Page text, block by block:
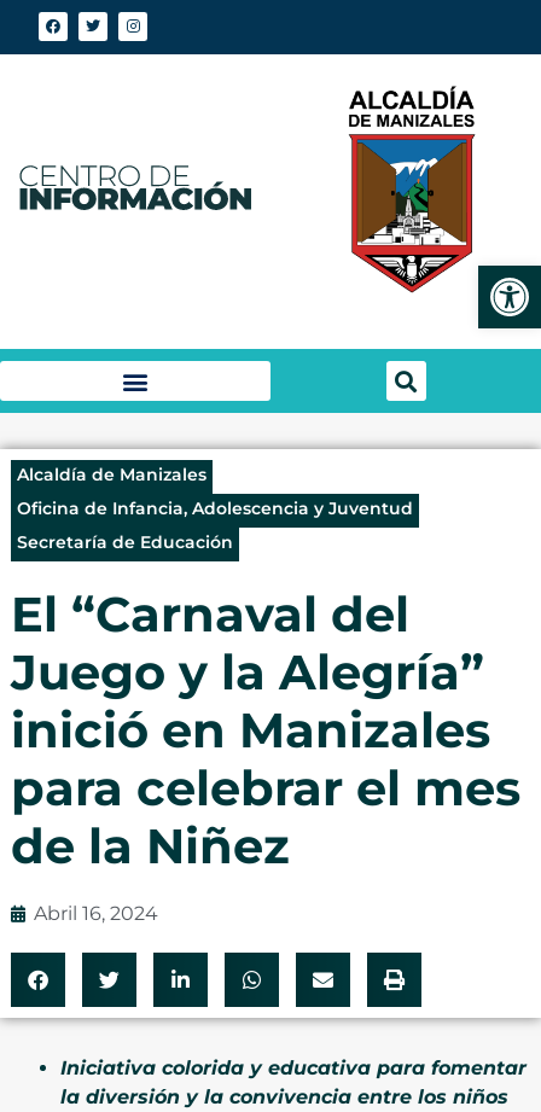
Alcaldía de Manizales
Oficina de Infancia, Adolescencia y Juventud
Secretaría de Educación
El “Carnaval del
Juego y la Alegría”
inició en Manizales
para celebrar el mes
de la Niñez
Abril 16, 2024
Iniciativa colorida y educativa para fomentar
la diversión y la convivencia entre los niños